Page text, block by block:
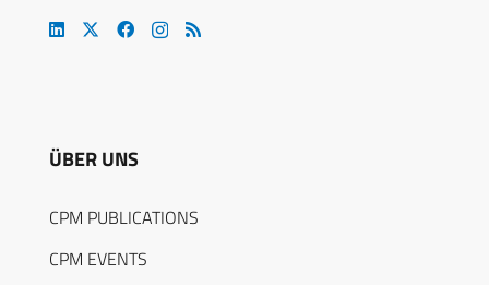
ÜBER UNS
CPM PUBLICATIONS
CPM EVENTS